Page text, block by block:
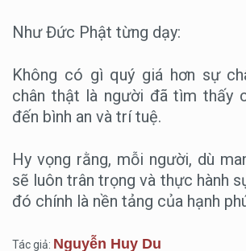
Như Đức Phật từng dạy:
Không có gì quý giá hơn sự
chân thật là người đã tìm thấy
đến bình an và trí tuệ.
Hy vọng rằng, mỗi người, dù
sẽ luôn trân trọng và thực hành
đó chính là nền tảng của hạnh
Tác giả: Nguyễn Huy Du